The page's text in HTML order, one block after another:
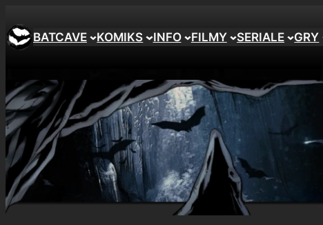
BATCAVE KOMIKS INFO FILMY SERIALE GRY